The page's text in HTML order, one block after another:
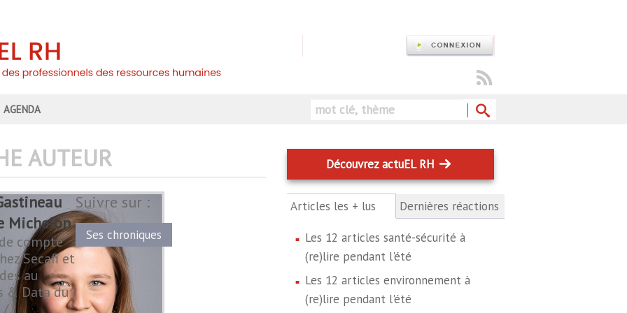
AGENDA Rechercher
AUTEUR
Michelon
compte
Secafi et
au
& Data du
/
Suivre sur :
Ses chroniques
Découvrez actuEL RH
Articles les + lus (onglet
actif)
Dernières réactions
Les 12 articles santé-sécurité à
(re)lire pendant l'été
Les 12 articles environnement à
(re)lire pendant l'été